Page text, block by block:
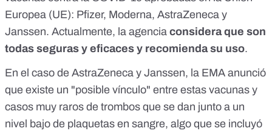
Europea (UE): Pfizer, Moderna, AstraZeneca y
Janssen. Actualmente, la agencia considera que son
todas seguras y eficaces y recomienda su uso.
En el caso de AstraZeneca y Janssen, la EMA anunció
que existe un "posible vínculo" entre estas vacunas y
casos muy raros de trombos que se dan junto a un
nivel bajo de plaquetas en sangre, algo que se incluyó